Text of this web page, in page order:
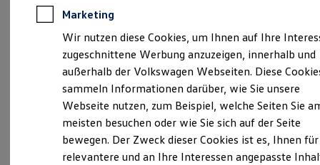
Elektroautos
ID. Tutorials
Elektrofahrzeugkonzepte
Reichweite
Reichweite der ID. Modelle
Reichweite im Winter
Laden
Laden unterwegs
Laden Zuhause
Ladestationen finden
Ladezeitensimulator
info@hahn-automobile-boeblingen.de
+49 7031 7220
Montag-
Samstag
09:00-13:00 Uhr
Sonntag
Geschlossen
Marketing
Wir nutzen diese Cookies, um Ihnen auf Ihre
zugeschnittene Werbung anzuzeigen, innerhalb und
außerhalb der Volkswagen Webseiten. Diese
sammeln Informationen darüber, wie Sie unsere
Webseite nutzen, zum Beispiel, welche Seiten Sie
meisten besuchen oder wie Sie sich auf der Seite
bewegen. Der Zweck dieser Cookies ist es, Ihnen für
relevantere und an Ihre Interessen angepasste